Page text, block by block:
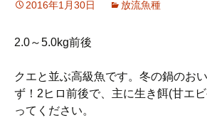
2016年1月30日 放流魚種
2.0～5.0kg前後
クエと並ぶ高級魚です。冬の鍋のお
ず！2ヒロ前後で、主に生き餌(甘エ
ってください。